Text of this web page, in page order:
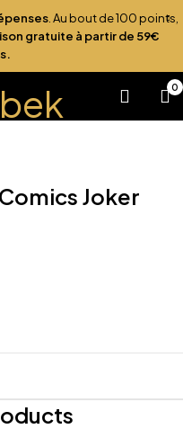
. Au bout de 100 points,
gratuite à partir de 59€
0
Joker